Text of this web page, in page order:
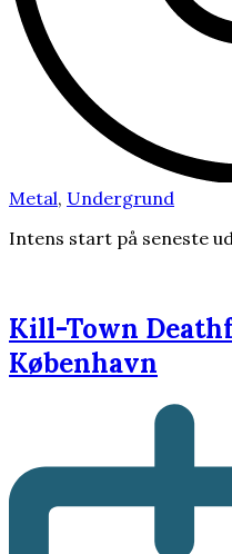
Metal, Undergrund
Intens start på seneste
Kill-Town
København